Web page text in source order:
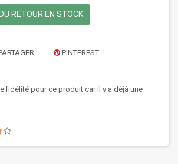
RETOUR EN STOCK
PINTEREST
fidélité pour ce produit car il y a déjà une